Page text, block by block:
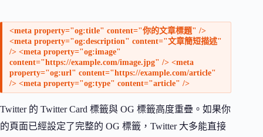
<meta property="og:title" content="你的文章標題" />
<meta property="og:description" content="文章簡短描述"
/> <meta property="og:image"
content="https://example.com/image.jpg" /> <meta
property="og:url" content="https://example.com/article"
/> <meta property="og:type" content="article" />
Twitter 的 Twitter Card 標籤與 OG 標籤高度重疊。如果你
的頁面已經設定了完整的 OG 標籤，Twitter 大多能直接